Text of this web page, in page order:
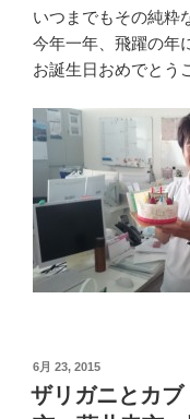
いつまでもその純粋
今年一年、飛躍の年
お誕生日おめでと
投
稿
日:
6月 23, 2015
ザリガニとカ